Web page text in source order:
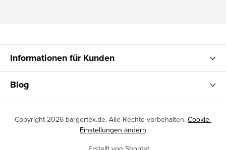
Informationen für Kunden
Blog
Copyright 2026 bargertex.de. Alle Rechte vorbehalten. Cookie-
Einstellungen ändern